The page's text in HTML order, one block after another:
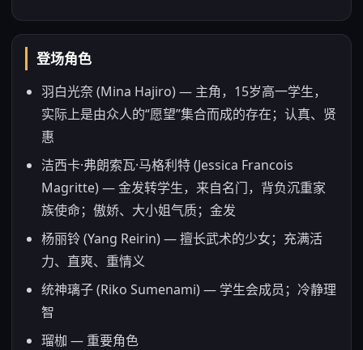
登场角色
羽白光奈 (Mina Hajiro) — 主角，15岁高一学生，
实际上是由众人的“愿望”集合而成的存在；认真、贤
惠
洁西卡·弗朗索瓦·马格利特 (Jessica Francois
Magritte) — 金发转学生，来自名门，背负沉重家
族使命；傲娇、大小姐气质；金发
杨丽铃 (Yang Reirin) — 擅长武术的少女；充满活
力、直爽、重情义
统神璃子 (Riko Sumenami) — 学生会成员；冷静理
智
瑠枷 — 重要角色